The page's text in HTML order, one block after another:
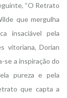
“O Retrato
que mergulha
insaciável pela
vitoriana, Dorian
se a inspiração do
pureza e pela
que capta a